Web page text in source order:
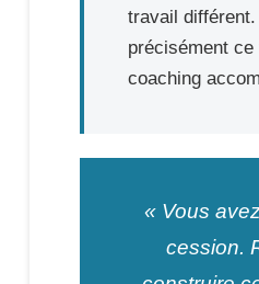
travail différent.
précisément
coaching
« Vous
cession.